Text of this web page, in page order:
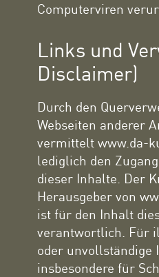
Computerviren
Links und
Disclaimer)
Durch den
Webseiten anderer
vermittelt www.da-
lediglich den
dieser Inhalte. Der
Herausgeber von
ist für den Inhalt
verantwortlich. Für
oder unvollständige
insbesondere für